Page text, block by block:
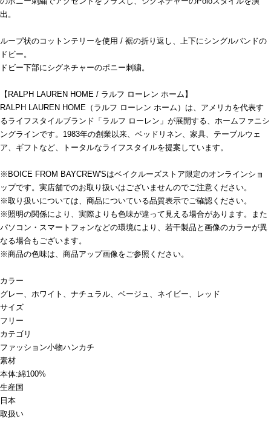
出。
ループ状のコットンテリーを使用 / 裾の折り返し、上下にシングルバンドの
ドビー。
ドビー下部にシグネチャーのポニー刺繍。
【RALPH LAUREN HOME / ラルフ ローレン ホーム】
RALPH LAUREN HOME（ラルフ ローレン ホーム）は、アメリカを代表す
るライフスタイルブランド「ラルフ ローレン」が展開する、ホームファニシ
ングラインです。1983年の創業以来、ベッドリネン、家具、テーブルウェ
ア、ギフトなど、トータルなライフスタイルを提案しています。
※BOICE FROM BAYCREW'Sはベイクルーズストア限定のオンラインショ
ップです。実店舗でのお取り扱いはございませんのでご注意ください。
※取り扱いについては、商品についている品質表示でご確認ください。
※照明の関係により、実際よりも色味が違って見える場合があります。また
パソコン・スマートフォンなどの環境により、若干製品と画像のカラーが異
なる場合もございます。
※商品の色味は、商品アップ画像をご参照ください。
カラー
グレー、ホワイト、ナチュラル、ベージュ、ネイビー、レッド
サイズ
フリー
カテゴリ
ファッション小物ハンカチ
素材
本体:綿100%
生産国
日本
取扱い